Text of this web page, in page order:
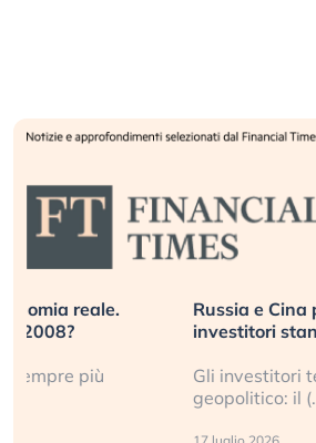
Russia e Cina pronti a spegnere
investitori stanno sottovalutando
Gli investitori tech continuano a